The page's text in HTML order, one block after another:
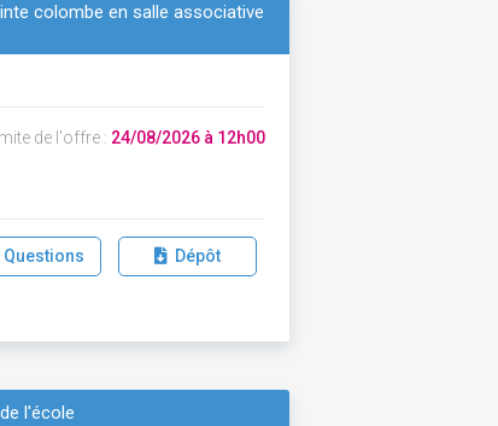
colombe en salle associative
de l'offre : 24/08/2026 à 12h00
Dépôt
l'école